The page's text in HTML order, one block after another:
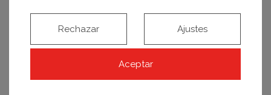
empresa alemana estarán presentes en los
diferentes espacios de la Exposición. Y es que su
interruptores, enchufes y su Smart Home, para el
control de la iluminación, persianas, calefacción y
Aceptar
Rechazar Ajustes